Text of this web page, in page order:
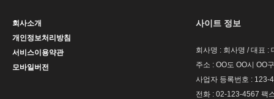
회사소개
개인정보처리방침
서비스이용약관
모바일버전
사이트 정보
회사명 : 회사명 / 대표 :
주소 : OO도 OO시 OO
사업자 등록번호 : 123-
전화 : 02-123-4567 팩